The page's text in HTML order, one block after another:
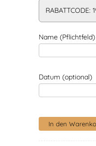
RABATTCODE:
Name (Pflichtfeld)
Datum (optional)